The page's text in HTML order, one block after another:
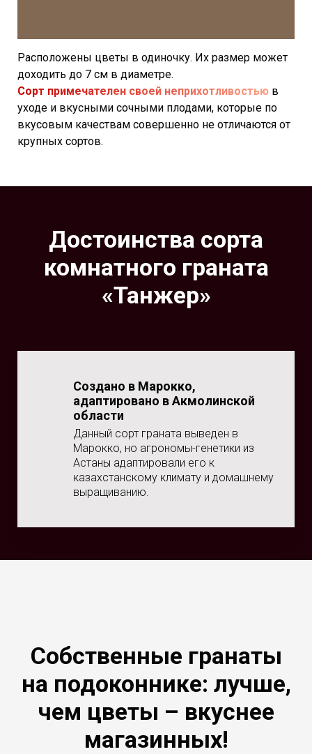
Расположены цветы в одиночку. Их размер может
доходить до 7 см в диаметре.
Сорт примечателен своей неприхотливостью в
уходе и вкусными сочными плодами, которые по
вкусовым качествам совершенно не отличаются от
крупных сортов.
Достоинства сорта
комнатного граната
«Танжер»
Создано в Марокко,
адаптировано в Акмолинской
области
Данный сорт граната выведен в
Марокко, но агрономы-генетики из
Астаны адаптировали его к
казахстанскому климату и домашнему
выращиванию.
Собственные гранаты
на подоконнике: лучше,
чем цветы – вкуснее
магазинных!